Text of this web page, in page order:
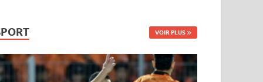
VOIR PLUS